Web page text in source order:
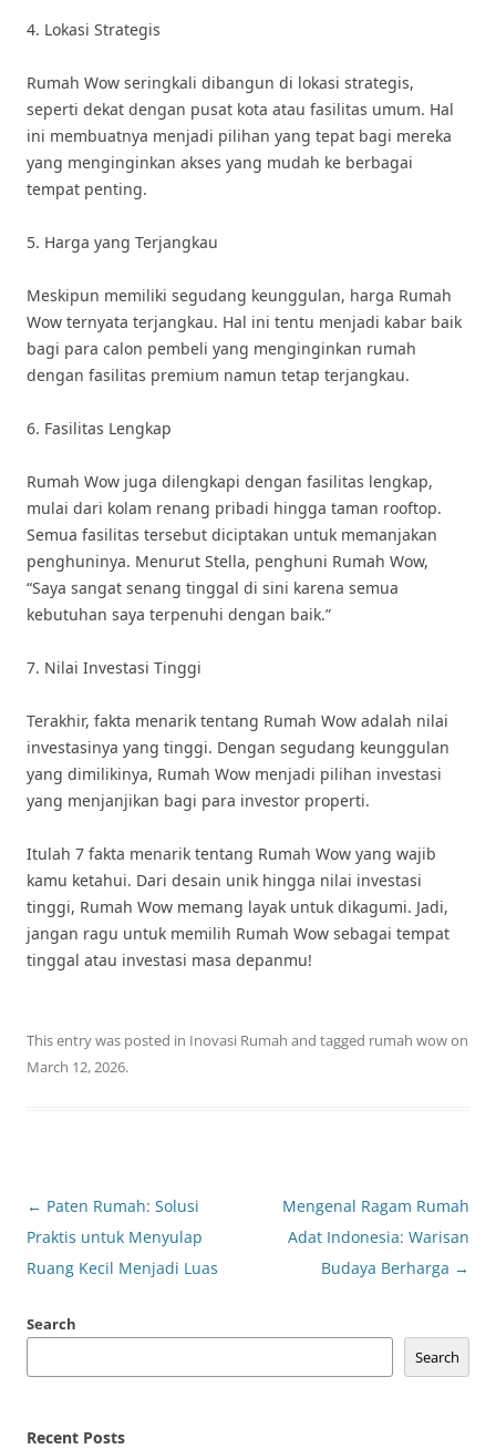
4. Lokasi Strategis
Rumah Wow seringkali dibangun di lokasi strategis,
seperti dekat dengan pusat kota atau fasilitas umum. Hal
ini membuatnya menjadi pilihan yang tepat bagi mereka
yang menginginkan akses yang mudah ke berbagai
tempat penting.
5. Harga yang Terjangkau
Meskipun memiliki segudang keunggulan, harga Rumah
Wow ternyata terjangkau. Hal ini tentu menjadi kabar baik
bagi para calon pembeli yang menginginkan rumah
dengan fasilitas premium namun tetap terjangkau.
6. Fasilitas Lengkap
Rumah Wow juga dilengkapi dengan fasilitas lengkap,
mulai dari kolam renang pribadi hingga taman rooftop.
Semua fasilitas tersebut diciptakan untuk memanjakan
penghuninya. Menurut Stella, penghuni Rumah Wow,
“Saya sangat senang tinggal di sini karena semua
kebutuhan saya terpenuhi dengan baik.”
7. Nilai Investasi Tinggi
Terakhir, fakta menarik tentang Rumah Wow adalah nilai
investasinya yang tinggi. Dengan segudang keunggulan
yang dimilikinya, Rumah Wow menjadi pilihan investasi
yang menjanjikan bagi para investor properti.
Itulah 7 fakta menarik tentang Rumah Wow yang wajib
kamu ketahui. Dari desain unik hingga nilai investasi
tinggi, Rumah Wow memang layak untuk dikagumi. Jadi,
jangan ragu untuk memilih Rumah Wow sebagai tempat
tinggal atau investasi masa depanmu!
This entry was posted in Inovasi Rumah and tagged rumah wowon
March 12, 2026.
Post
navigation
← Paten Rumah: Solusi
Praktis untuk Menyulap
Ruang Kecil Menjadi Luas
Mengenal Ragam Rumah
Adat Indonesia: Warisan
Budaya Berharga →
Search
Search
Recent Posts